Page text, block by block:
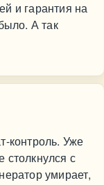
и гарантия на
А так
контроль. Уже
столкнулся с
умирает,